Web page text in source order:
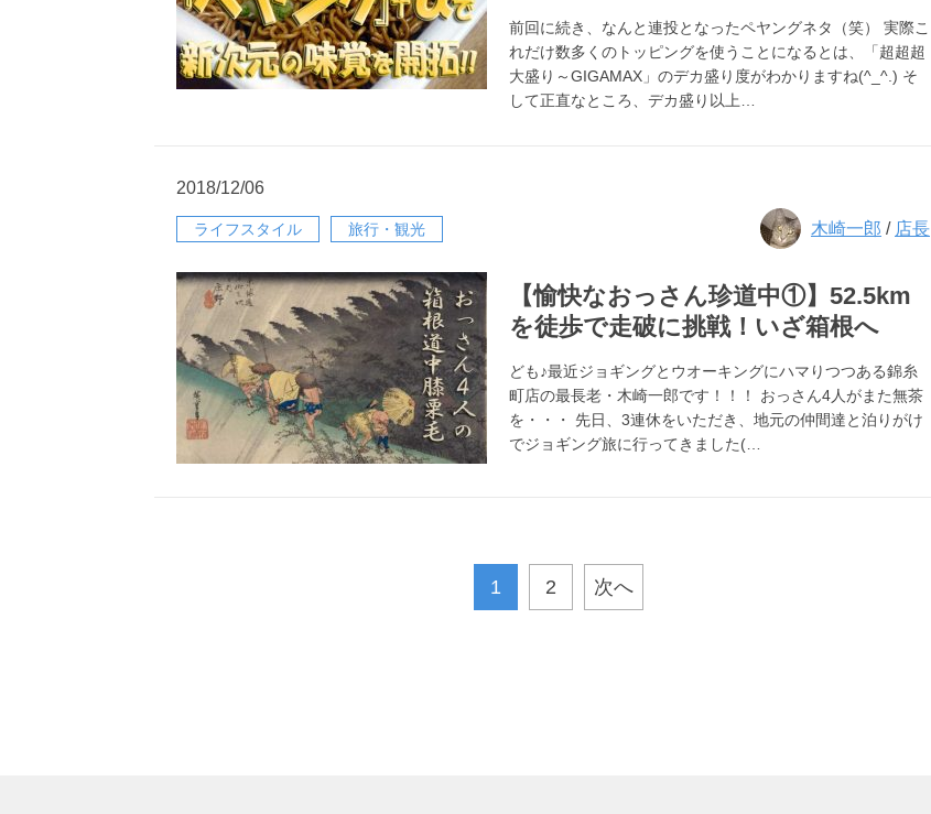
前回に続き、なんと連投となったペヤングネタ（笑） 実際こ
れだけ数多くのトッピングを使うことになるとは、「超超超
大盛り～GIGAMAX」のデカ盛り度がわかりますね(^_^.) そ
して正直なところ、デカ盛り以上…
2018/12/06
ライフスタイル 旅行・観光 木崎一郎 / 店長
【愉快なおっさん珍道中①】52.5km
を徒歩で走破に挑戦！いざ箱根へ
ども♪最近ジョギングとウオーキングにハマりつつある錦糸
町店の最長老・木崎一郎です！！！ おっさん4人がまた無茶
を・・・ 先日、3連休をいただき、地元の仲間達と泊りがけ
でジョギング旅に行ってきました(…
1 2 次へ